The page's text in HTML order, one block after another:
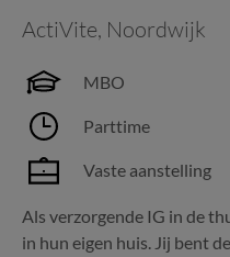
ActiVite, Noordwijk
MBO
Parttime
Vaste aanstelling
Als verzorgende IG in de
in hun eigen huis. Jij bent